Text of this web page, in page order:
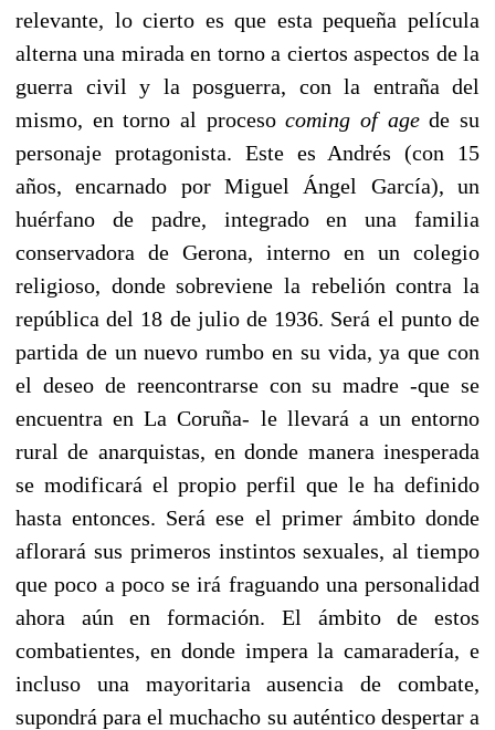
relevante, lo cierto es que esta pequeña película
alterna una mirada en torno a ciertos aspectos de la
guerra civil y la posguerra, con la entraña del
mismo, en torno al procesocoming of agede su
personaje protagonista. Este es Andrés (con 15
años, encarnado por Miguel Ángel García), un
huérfano de padre, integrado en una familia
conservadora de Gerona, interno en un colegio
religioso, donde sobreviene la rebelión contra la
república del 18 de julio de 1936. Será el punto de
partida de un nuevo rumbo en su vida, ya que con
el deseo de reencontrarse con su madre -que se
encuentra en La Coruña- le llevará a un entorno
rural de anarquistas, en donde manera inesperada
se modificará el propio perfil que le ha definido
hasta entonces. Será ese el primer ámbito donde
aflorará sus primeros instintos sexuales, al tiempo
que poco a poco se irá fraguando una personalidad
ahora aún en formación. El ámbito de estos
combatientes, en donde impera la camaradería, e
incluso una mayoritaria ausencia de combate,
supondrá para el muchacho su auténtico despertar a